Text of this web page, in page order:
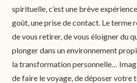
spirituelle, c’est une brève
goût, une prise de contact. Le terme
de vous retirer, de vous éloigner du
plonger dans un environnement
la transformation personnelle…
de faire le voyage, de déposer votre